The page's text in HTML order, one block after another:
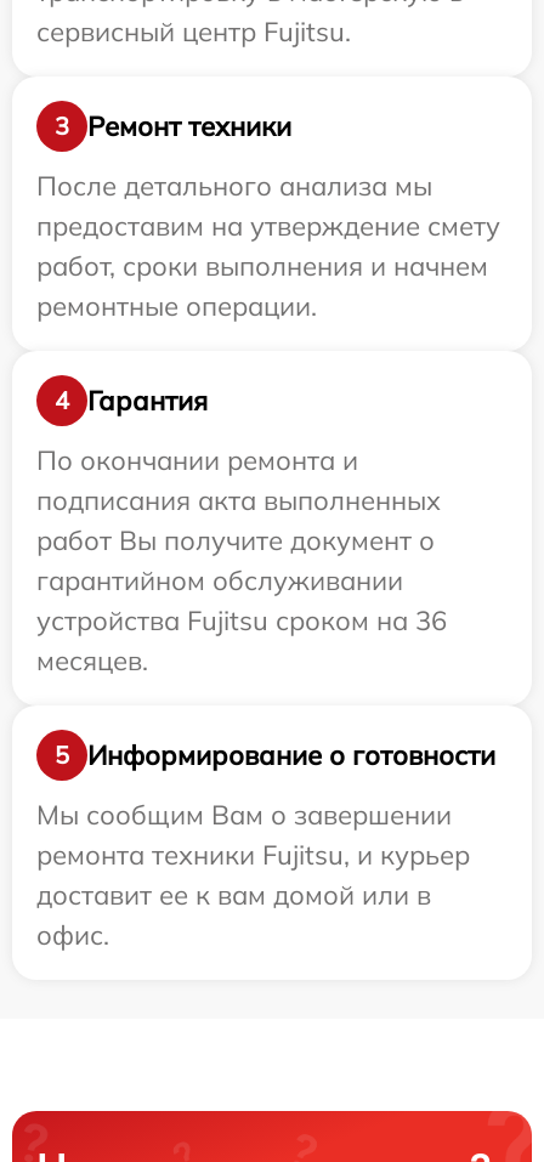
сервисный центр Fujitsu.
3
Ремонт техники
После детального анализа мы
предоставим на утверждение смету
работ, сроки выполнения и начнем
ремонтные операции.
4
Гарантия
По окончании ремонта и
подписания акта выполненных
работ Вы получите документ о
гарантийном обслуживании
устройства Fujitsu сроком на 36
месяцев.
5
Информирование о готовности
Мы сообщим Вам о завершении
ремонта техники Fujitsu, и курьер
доставит ее к вам домой или в
офис.